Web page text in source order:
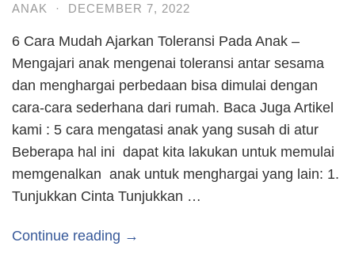
ANAK
· DECEMBER 7, 2022
6 Cara Mudah Ajarkan Toleransi Pada Anak –
Mengajari anak mengenai toleransi antar sesama
dan menghargai perbedaan bisa dimulai dengan
cara-cara sederhana dari rumah. Baca Juga Artikel
kami : 5 cara mengatasi anak yang susah di atur
Beberapa hal ini dapat kita lakukan untuk memulai
memgenalkan anak untuk menghargai yang lain: 1.
Tunjukkan Cinta Tunjukkan …
Continue reading →